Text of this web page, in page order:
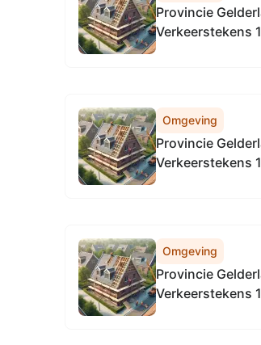
Provincie
Verkeerstekens
Omgeving
Provincie
Verkeerstekens
Omgeving
Provincie
Verkeerstekens